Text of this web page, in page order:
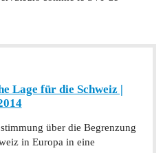
Lage für die Schweiz |
über die Begrenzung
in Europa in eine